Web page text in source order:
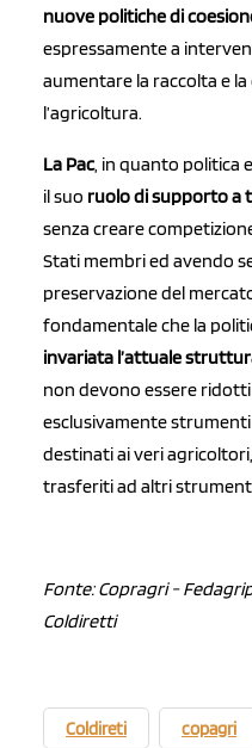
nuove politiche di
espressamente a
aumentare la raccolta e
l’agricoltura.
La Pac, in quanto politica
il suo ruolo di supporto a
senza creare
Stati membri ed avendo
preservazione del
fondamentale che la
invariata l’attuale
non devono essere
esclusivamente
destinati ai veri
trasferiti ad altri
Fonte: Copragri -
Coldiretti
Coldireti copagri